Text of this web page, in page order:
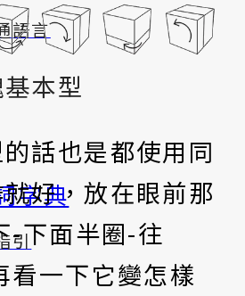
語言
字典
引
本型
話也是都使用同
好，放在眼前那
-下面半圈-往
看一下它變怎樣